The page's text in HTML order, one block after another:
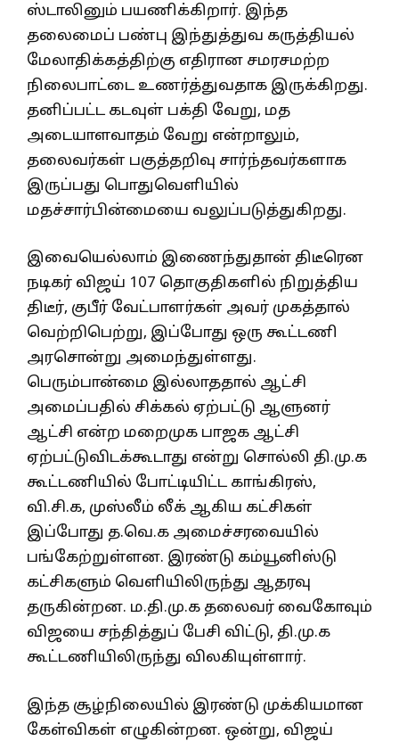
ஸ்டாலினும் பயணிக்கிறார். இந்த
தலைமைப் பண்பு இந்துத்துவ கருத்தியல்
மேலாதிக்கத்திற்கு எதிரான சமரசமற்ற
நிலைபாட்டை உணர்த்துவதாக இருக்கிறது.
தனிப்பட்ட கடவுள் பக்தி வேறு, மத
அடையாளவாதம் வேறு என்றாலும்,
தலைவர்கள் பகுத்தறிவு சார்ந்தவர்களாக
இருப்பது பொதுவெளியில்
மதச்சார்பின்மையை வலுப்படுத்துகிறது.
இவையெல்லாம் இணைந்துதான் திடீரென
நடிகர் விஜய் 107 தொகுதிகளில் நிறுத்திய
திடீர், குபீர் வேட்பாளர்கள் அவர் முகத்தால்
வெற்றிபெற்று, இப்போது ஒரு கூட்டணி
அரசொன்று அமைந்துள்ளது.
பெரும்பான்மை இல்லாததால் ஆட்சி
அமைப்பதில் சிக்கல் ஏற்பட்டு ஆளுனர்
ஆட்சி என்ற மறைமுக பாஜக ஆட்சி
ஏற்பட்டுவிடக்கூடாது என்று சொல்லி தி.மு.க
கூட்டணியில் போட்டியிட்ட காங்கிரஸ்,
வி.சி.க, முஸ்லீம் லீக் ஆகிய கட்சிகள்
இப்போது த.வெ.க அமைச்சரவையில்
பங்கேற்றுள்ளன. இரண்டு கம்யூனிஸ்டு
கட்சிகளும் வெளியிலிருந்து ஆதரவு
தருகின்றன. ம.தி.மு.க தலைவர் வைகோவும்
விஜயை சந்தித்துப் பேசி விட்டு, தி.மு.க
கூட்டணியிலிருந்து விலகியுள்ளார்.
இந்த சூழ்நிலையில் இரண்டு முக்கியமான
கேள்விகள் எழுகின்றன. ஒன்று, விஜய்